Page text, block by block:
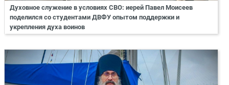
Духовное служение в условиях СВО: иерей Павел Моисеев
поделился со студентами ДВФУ опытом поддержки и
укрепления духа воинов